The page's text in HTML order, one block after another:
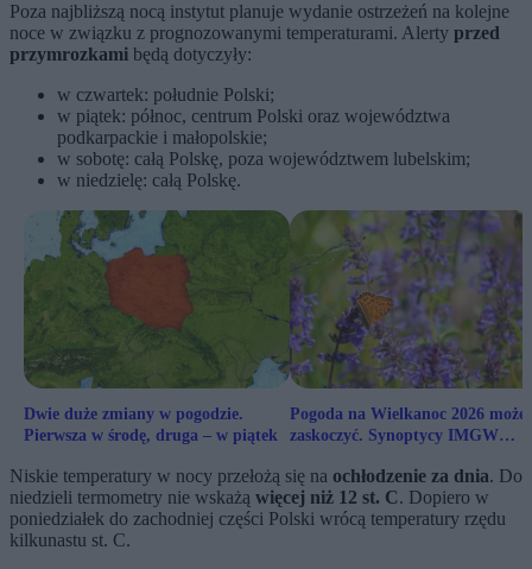
Poza najbliższą nocą instytut planuje wydanie ostrzeżeń na kolejne
noce w związku z prognozowanymi temperaturami. Alerty przed
przymrozkami będą dotyczyły:
w czwartek: południe Polski;
w piątek: północ, centrum Polski oraz województwa
podkarpackie i małopolskie;
w sobotę: całą Polskę, poza województwem lubelskim;
w niedzielę: całą Polskę.
Dwie duże zmiany w pogodzie.
Pierwsza w środę, druga – w piątek
Pogoda na Wielkanoc 2026 może
zaskoczyć. Synoptycy IMGW
Niskie temperatury w nocy przełożą się na ochłodzenie za dnia. Do
niedzieli termometry nie wskażą więcej niż 12 st. C. Dopiero w
poniedziałek do zachodniej części Polski wrócą temperatury rzędu
kilkunastu st. C.